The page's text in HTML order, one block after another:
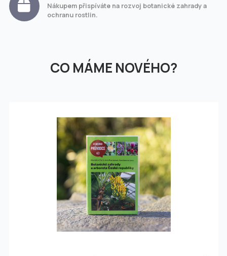
Nákupem přispíváte na rozvoj botanické zahrady a
ochranu rostlin.
CO MÁME NOVÉHO?